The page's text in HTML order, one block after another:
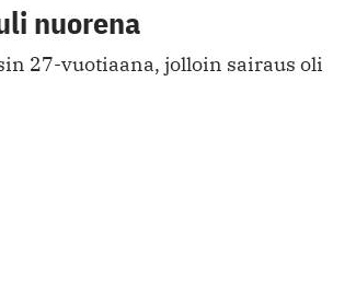
nuorena
27-vuotiaana, jolloin sairaus oli